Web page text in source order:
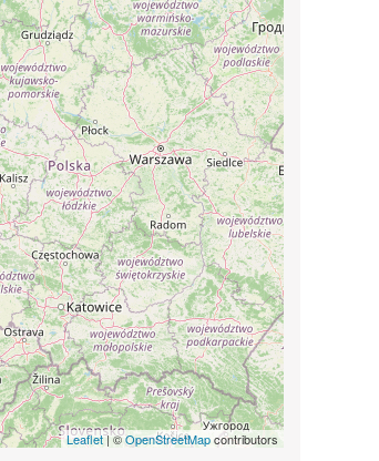
Leaflet| ©OpenStreetMapcontributors